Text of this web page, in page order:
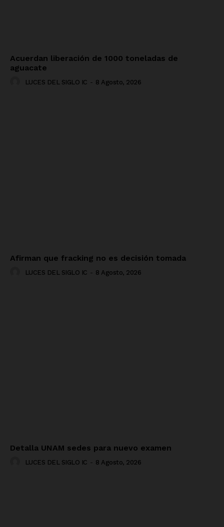
Acuerdan liberación de 1000 toneladas de
aguacate
LUCES DEL SIGLO IC - 8 Agosto, 2026
Afirman que fracking no es decisión tomada
LUCES DEL SIGLO IC - 8 Agosto, 2026
Detalla UNAM sedes para nuevo examen
LUCES DEL SIGLO IC - 8 Agosto, 2026